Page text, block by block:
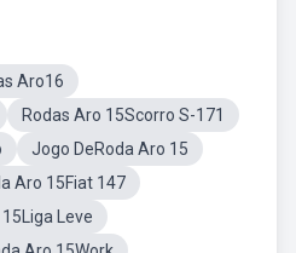
Aro16
Rodas Aro 15Scorro S-171
Jogo DeRoda Aro 15
Aro 15Fiat 147
Leve